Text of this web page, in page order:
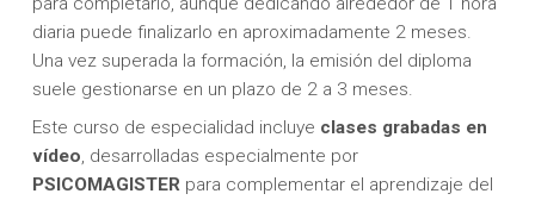
diaria puede finalizarlo en aproximadamente 2 meses.
Una vez superada la formación, la emisión del diploma
suele gestionarse en un plazo de 2 a 3 meses.
Este curso de especialidad incluye clases grabadas en
vídeo , desarrolladas especialmente por
PSICOMAGISTER para complementar el aprendizaje del